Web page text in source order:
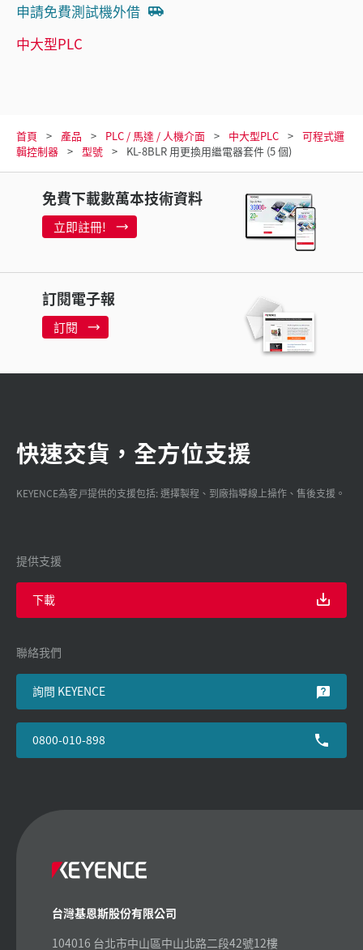
申請免費測試機外借
中大型PLC
首頁 產品 PLC / 馬達 / 人機介面 中大型PLC
可程式邏
輯控制器
型號 KL-8BLR 用更換用繼電器套件 (5 個)
免費下載數萬本技術資料
立即註冊!
訂閱電子報
訂閱
快速交貨，全方位支援
KEYENCE為客戸提供的支援包括: 選擇製程、到廠指導線上操作、售後支援。
提供支援
下載
聯絡我們
詢問 KEYENCE
0800-010-898
台灣基恩斯股份有限公司
104016 台北市中山區中山北路二段42號12樓